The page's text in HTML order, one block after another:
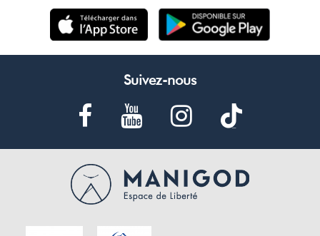
Suivez-nous